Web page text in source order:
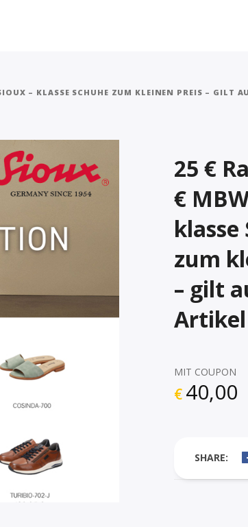
– KLASSE SCHUHE ZUM KLEINEN PREIS – GILT
25 €
€
klasse
zum
– gilt
Artikel
MIT COUPON
€ 40,00
SHARE: